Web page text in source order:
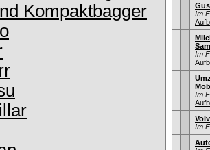
Kompaktbagger
Im
Im
Im
Im